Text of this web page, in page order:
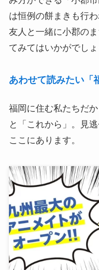
は恒例の餅まきも行
友人と一緒に小郡の
てみてはいかがでしょ
あわせて読みたい「
福岡に住む私たちだ
と「これから」。見
ここにあります。